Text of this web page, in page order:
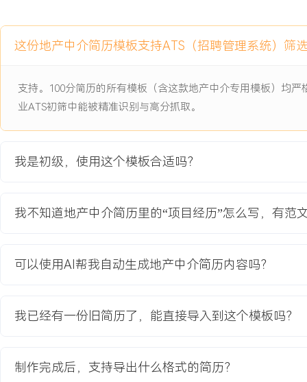
售资源。
3.通过线上线下结合，年度新增客户XXX组，客户转介绍成交占比达
4.服务全流程客户满意度高，获得客户赠送锦旗X面，书面表扬信X封
5.主导或参与门店社区推广活动XXX场，累计收集潜在客户信息
主动离职，希望有更多的工作挑战和涨薪机会。
项目经历
期。项目目标是X个月内将空置率降至XX%以下，并引入超市、餐饮
项目职责：
1.市场调研：负责项目周边X公里范围内的常住人口、消费水平及竞
这份地产中介简历模板支持ATS（招聘管理系统）筛
支持。100分简历的所有模板（含这款地产中介专用模板）均
业ATS初筛中能被精准识别与高分抓取。
我是初级，使用这个模板合适吗？
我不知道地产中介简历里的“项目经历”怎么写，有范
可以使用AI帮我自动生成地产中介简历内容吗？
我已经有一份旧简历了，能直接导入到这个模板吗？
制作完成后，支持导出什么格式的简历？